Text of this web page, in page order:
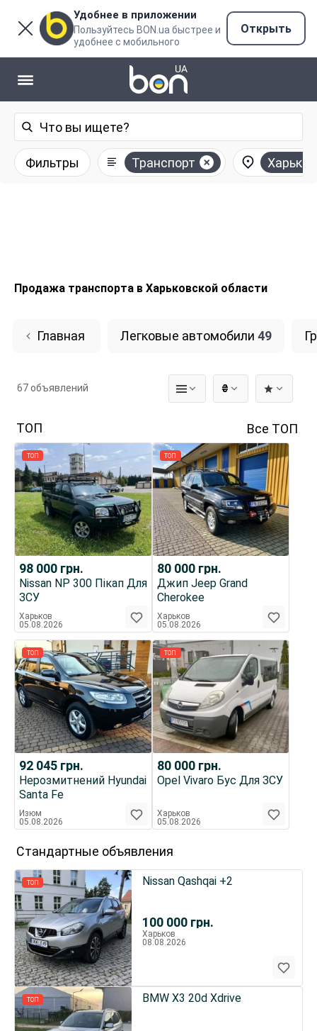
Удобнее в приложении
Пользуйтесь BON.ua быстрее и
удобнее с мобильного
Открыть
Фильтры Транспорт
Продажа транспорта в Харьковской области
Главная Легковые автомобили 49
₴
67 объявлений
ТОП Все ТОП
ТОП
98 000 грн.
Nissan NP 300 Пікап Для
ЗСУ
Харьков
05.08.2026
ТОП
80 000 грн.
Джип Jeep Grand
Cherokee
Харьков
05.08.2026
ТОП
92 045 грн.
Нерозмитнений Hyundai
Santa Fe
Изюм
05.08.2026
ТОП
80 000 грн.
Opel Vivaro Бус Для ЗСУ
Харьков
05.08.2026
Стандартные объявления
ТОП
100 000 грн.
Nissan Qashqai +2
Харьков
08.08.2026
ТОП BMW X3 20d Xdrive